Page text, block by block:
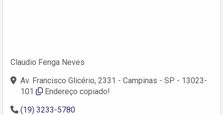
Claudio Fenga Neves
Av. Francisco Glicério, 2331 - Campinas - SP - 13023-
101
Endereço copiado!
(19) 3233-5780